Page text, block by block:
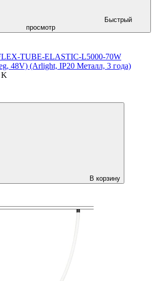
Быстрый
просмотр
TUBE-ELASTIC-L5000-70W
48V) (Arlight, IP20 Металл, 3 года)
K
В корзину